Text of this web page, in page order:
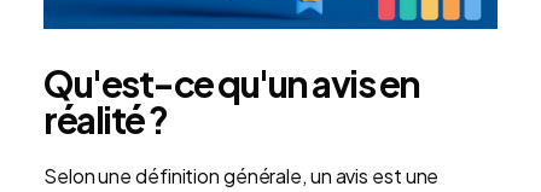
Qu'est-ce qu'un avis en
réalité ?
Selon une définition générale, un avis est une